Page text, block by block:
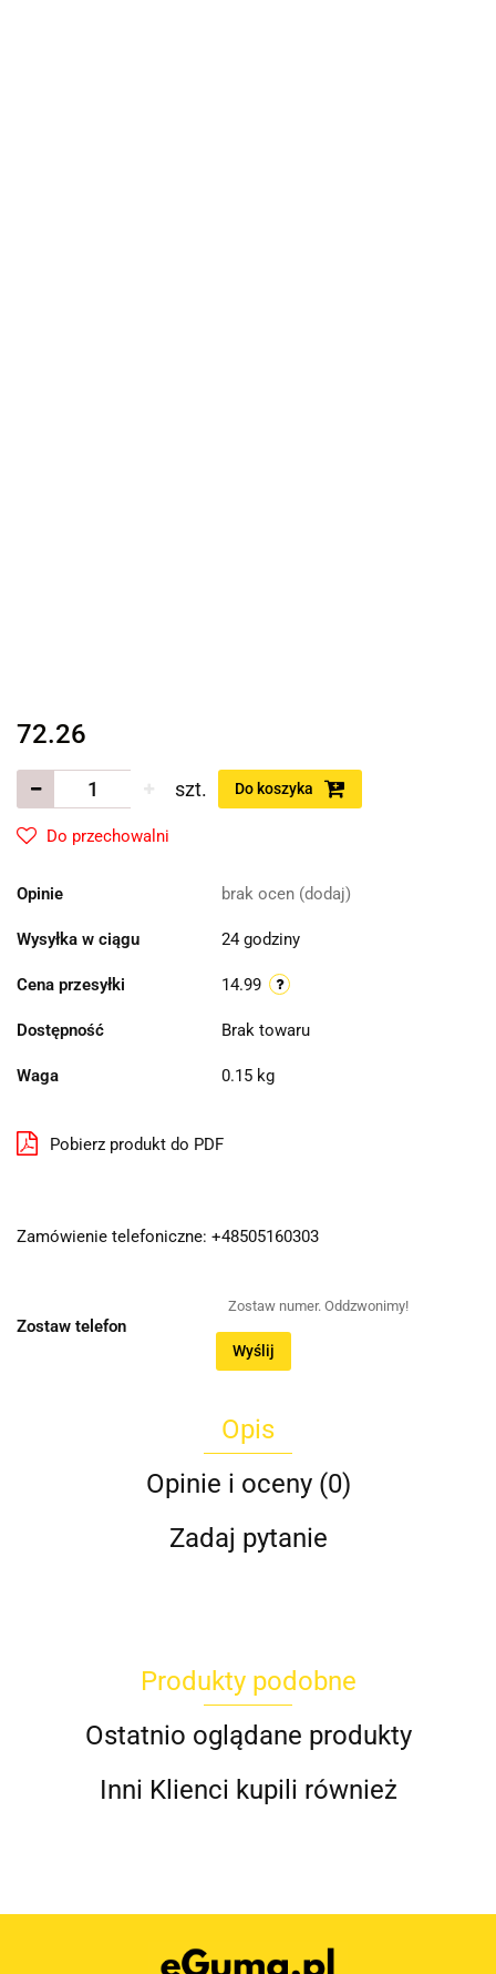
72.26
szt. Do koszyka
Do przechowalni
Opinie brak ocen (dodaj)
Wysyłka w ciągu 24 godziny
Cena przesyłki 14.99
Dostępność Brak towaru
Waga 0.15 kg
Pobierz produkt do PDF
Zamówienie telefoniczne: +48505160303
Zostaw telefon
Wyślij
Opis
Opinie i oceny (0)
Zadaj pytanie
Produkty podobne
Ostatnio oglądane produkty
Inni Klienci kupili również